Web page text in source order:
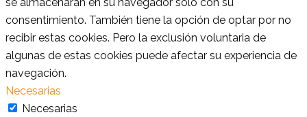
consentimiento. También tiene la opción de optar por no
recibir estas cookies. Pero la exclusión voluntaria de
algunas de estas cookies puede afectar su experiencia de
navegación.
Necesarias
Necesarias